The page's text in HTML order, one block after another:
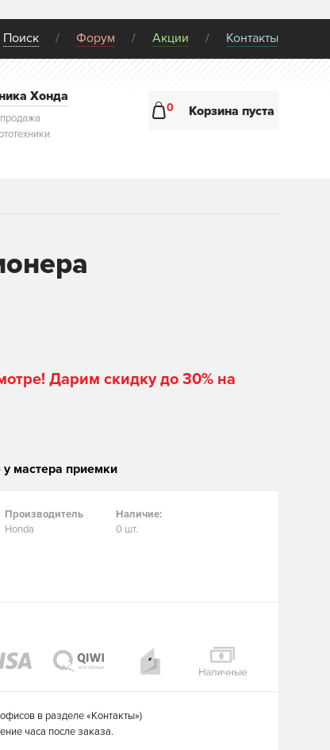
Поиск Форум Акции Контакты
Хонда
0 Корзина пуста
Дарим скидку до 30% на
мастера приемки
Производитель
Honda
Наличие:
0 шт.
в разделе «Контакты»)
часа после заказа.